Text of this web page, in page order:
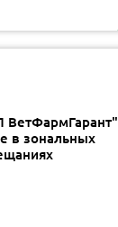
в зональных